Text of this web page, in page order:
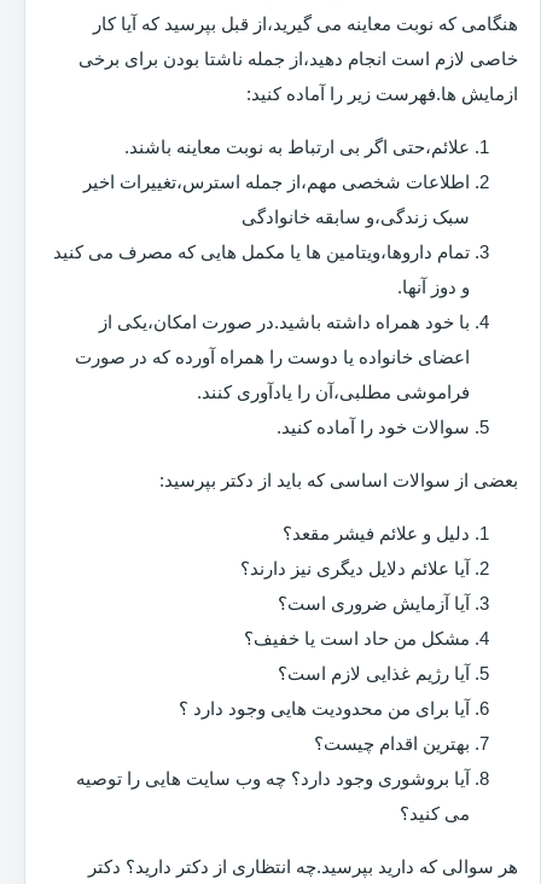
هنگامی که نوبت معاینه می گیرید،از قبل بپرسید که آیا کار
خاصی لازم است انجام دهید،از جمله ناشتا بودن برای برخی
ازمایش ها.فهرست زیر را آماده کنید:
علائم،حتی اگر بی ارتباط به نوبت معاینه باشند.
اطلاعات شخصی مهم،از جمله استرس،تغییرات اخیر
سبک زندگی،و سابقه خانوادگی
تمام داروها،ویتامین ها یا مکمل هایی که مصرف می کنید
و دوز آنها.
با خود همراه داشته باشید.در صورت امکان،یکی از
اعضای خانواده یا دوست را همراه آورده که در صورت
فراموشی مطلبی،آن را یادآوری کنند.
سوالات خود را آماده کنید.
بعضی از سوالات اساسی که باید از دکتر بپرسید:
دلیل و علائم فیشر مقعد؟
آیا علائم دلایل دیگری نیز دارند؟
آیا آزمایش ضروری است؟
مشکل من حاد است یا خفیف؟
آیا رژیم غذایی لازم است؟
آیا برای من محدودیت هایی وجود دارد ؟
بهترین اقدام چیست؟
آیا بروشوری وجود دارد؟ چه وب سایت هایی را توصیه
می کنید؟
هر سوالی که دارید بپرسید.چه انتظاری از دکتر دارید؟ دکتر